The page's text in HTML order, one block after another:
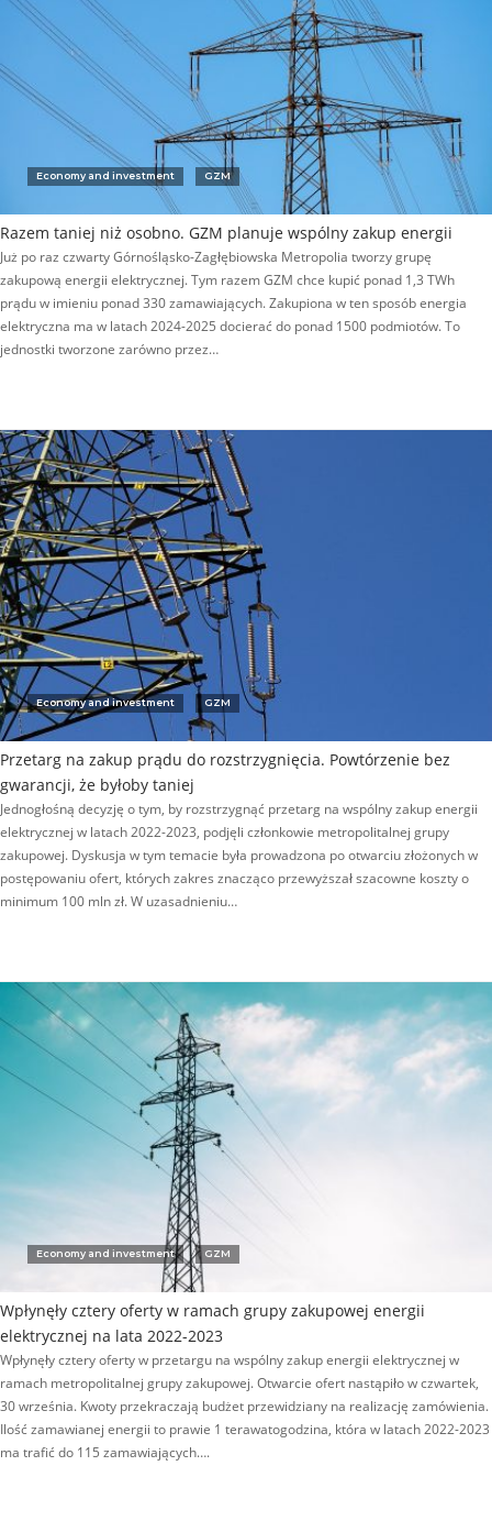
Economy and investment GZM
Razem taniej niż osobno. GZM planuje wspólny zakup energii
Już po raz czwarty Górnośląsko-Zagłębiowska Metropolia tworzy grupę
zakupową energii elektrycznej. Tym razem GZM chce kupić ponad 1,3 TWh
prądu w imieniu ponad 330 zamawiających. Zakupiona w ten sposób energia
elektryczna ma w latach 2024-2025 docierać do ponad 1500 podmiotów. To
jednostki tworzone zarówno przez…
Economy and investment GZM
Przetarg na zakup prądu do rozstrzygnięcia. Powtórzenie bez
gwarancji, że byłoby taniej
Jednogłośną decyzję o tym, by rozstrzygnąć przetarg na wspólny zakup energii
elektrycznej w latach 2022-2023, podjęli członkowie metropolitalnej grupy
zakupowej. Dyskusja w tym temacie była prowadzona po otwarciu złożonych w
postępowaniu ofert, których zakres znacząco przewyższał szacowne koszty o
minimum 100 mln zł. W uzasadnieniu…
Economy and investment GZM
Wpłynęły cztery oferty w ramach grupy zakupowej energii
elektrycznej na lata 2022-2023
Wpłynęły cztery oferty w przetargu na wspólny zakup energii elektrycznej w
ramach metropolitalnej grupy zakupowej. Otwarcie ofert nastąpiło w czwartek,
30 września. Kwoty przekraczają budżet przewidziany na realizację zamówienia.
Ilość zamawianej energii to prawie 1 terawatogodzina, która w latach 2022-2023
ma trafić do 115 zamawiających….